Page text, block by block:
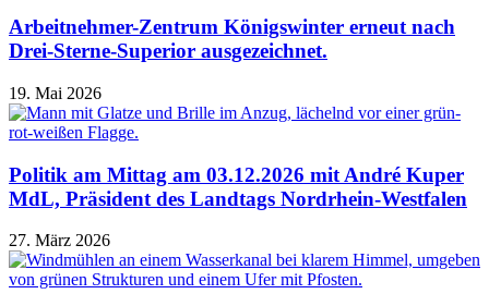
Arbeitnehmer-Zentrum Königswinter erneut nach
Drei-Sterne-Superior ausgezeichnet.
19. Mai 2026
Politik am Mittag am 03.12.2026 mit André Kuper
MdL, Präsident des Landtags Nordrhein-Westfalen
27. März 2026